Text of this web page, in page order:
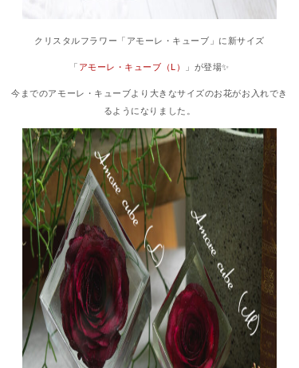
クリスタルフラワー「アモーレ・キューブ」に新サイズ
「 アモーレ・キューブ（L） 」が登場✨
今までのアモーレ・キューブより大きなサイズのお花がお入れでき
るようになりました。